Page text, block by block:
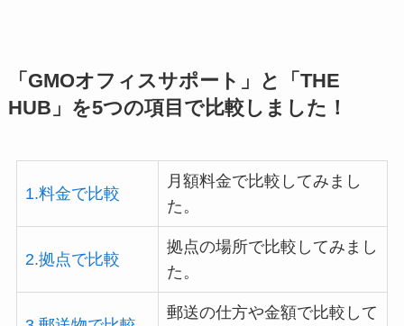
「GMOオフィスサポート」と「THE
HUB」を5つの項目で比較しました！
1.料金で比較
月額料金で比較してみまし
た。
2.拠点で比較
拠点の場所で比較してみまし
た。
郵送の仕方や金額で比較して